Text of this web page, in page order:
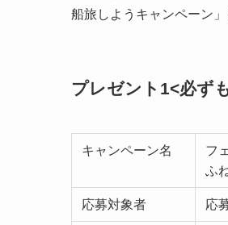
船旅しようキャンペーン」
プレゼント1<必ず
キャンペーン名
フ
ふ
応募対象者 応